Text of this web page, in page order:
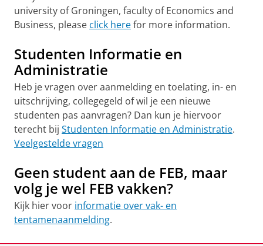
university of Groningen, faculty of Economics and
Business, please click herefor more information.
Studenten Informatie en
Administratie
Heb je vragen over aanmelding en toelating, in- en
uitschrijving, collegegeld of wil je een nieuwe
studenten pas aanvragen? Dan kun je hiervoor
terecht bij Studenten Informatie en Administratie.
Veelgestelde vragen
Geen student aan de FEB, maar
volg je wel FEB vakken?
Kijk hier voor informatie over vak- en
tentamenaanmelding.